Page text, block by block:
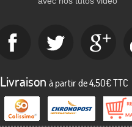
Livraison à partir de 4,50€ TTC